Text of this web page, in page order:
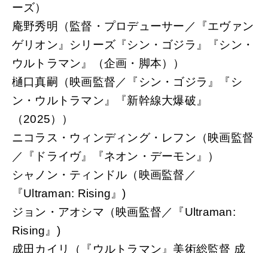
ーズ）
庵野秀明（監督・プロデューサー／『エヴァン
ゲリオン』シリーズ『シン・ゴジラ』『シン・
ウルトラマン』（企画・脚本））
樋口真嗣（映画監督／『シン・ゴジラ』『シ
ン・ウルトラマン』『新幹線大爆破』
（2025））
ニコラス・ウィンディング・レフン（映画監督
／『ドライヴ』『ネオン・デーモン』）
シャノン・ティンドル（映画監督／
『Ultraman: Rising』)
ジョン・アオシマ（映画監督／『Ultraman:
Rising』)
成田カイリ（『ウルトラマン』美術総監督 成